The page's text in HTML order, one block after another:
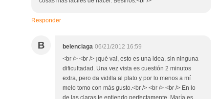
Responder
B belenciaga 06/21/2012 16:59
<br /> <br /> ¡qué va!, esto es una idea, sin ninguna
dificultadad. Una vez vista es cuestión 2 minutos
extra, pero da vidilla al plato y por lo menos a mí
melo tomo con más gusto.<br /> <br /> <br /> En lo
de las claras te entiendo perfectamente, María es